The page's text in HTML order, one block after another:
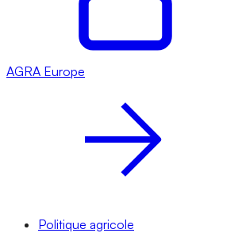
AGRA Europe
Politique agricole